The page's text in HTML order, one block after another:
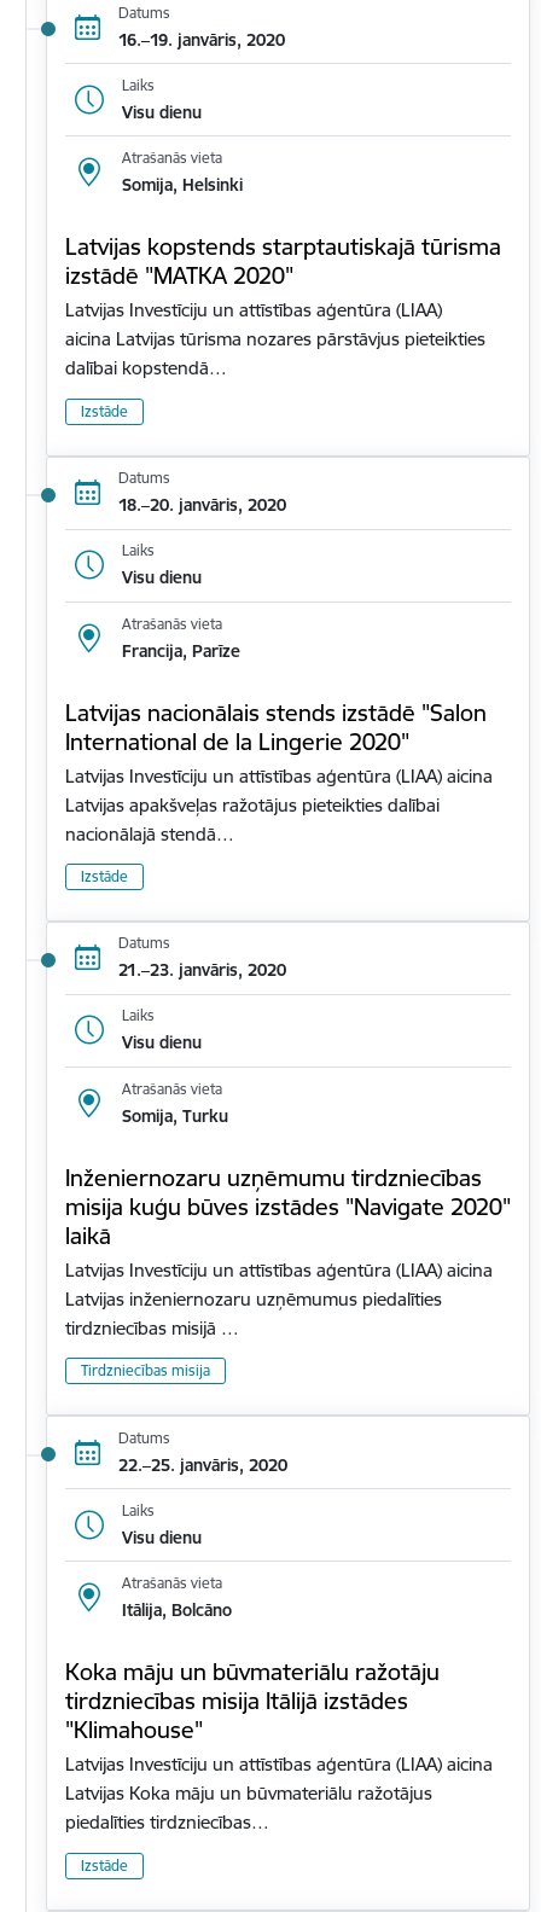
Datums
16.–19. janvāris, 2020
Laiks
Visu dienu
Atrašanās vieta
Somija, Helsinki
Latvijas kopstends starptautiskajā tūrisma
izstādē "MATKA 2020"
Latvijas Investīciju un attīstības aģentūra (LIAA)
aicina Latvijas tūrisma nozares pārstāvjus pieteikties
dalībai kopstendā…
Izstāde
Datums
18.–20. janvāris, 2020
Laiks
Visu dienu
Atrašanās vieta
Francija, Parīze
Latvijas nacionālais stends izstādē "Salon
International de la Lingerie 2020"
Latvijas Investīciju un attīstības aģentūra (LIAA) aicina
Latvijas apakšveļas ražotājus pieteikties dalībai
nacionālajā stendā…
Izstāde
Datums
21.–23. janvāris, 2020
Laiks
Visu dienu
Atrašanās vieta
Somija, Turku
Inženiernozaru uzņēmumu tirdzniecības
misija kuģu būves izstādes "Navigate 2020"
laikā
Latvijas Investīciju un attīstības aģentūra (LIAA) aicina
Latvijas inženiernozaru uzņēmumus piedalīties
tirdzniecības misijā …
Tirdzniecības misija
Datums
22.–25. janvāris, 2020
Laiks
Visu dienu
Atrašanās vieta
Itālija, Bolcāno
Koka māju un būvmateriālu ražotāju
tirdzniecības misija Itālijā izstādes
"Klimahouse"
Latvijas Investīciju un attīstības aģentūra (LIAA) aicina
Latvijas Koka māju un būvmateriālu ražotājus
piedalīties tirdzniecības…
Izstāde